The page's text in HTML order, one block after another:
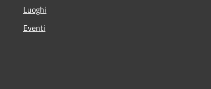
Luoghi
Eventi